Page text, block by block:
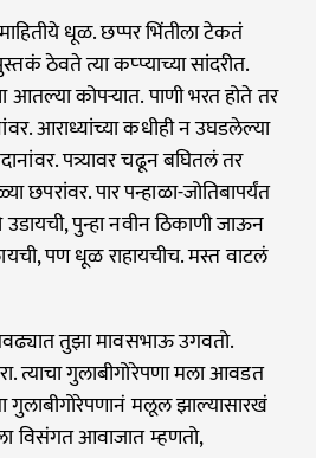
धूळ. छप्पर भिंतीला टेकतं
ठेवते त्या कप्प्याच्या सांदरीत.
आतल्या कोपऱ्यात. पाणी भरत होते तर
आराध्यांच्या कधीही न उघडलेल्या
पत्र्यावर चढून बघितलं तर
पार पन्हाळा-जोतिबापर्यंत
पुन्हा नवीन ठिकाणी जाऊन
पण धूळ राहायचीच. मस्त वाटलं
तुझा मावसभाऊ उगवतो.
त्याचा गुलाबीगोरेपणा मला आवडत
गुलाबीगोरेपणानं मलूल झाल्यासारखं
विसंगत आवाजात म्हणतो,